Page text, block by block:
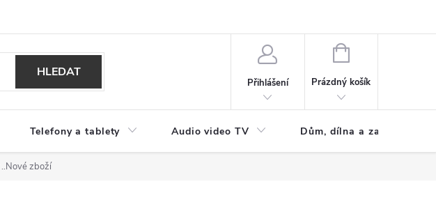
HLEDAT
Přihlášení
NÁKUPNÍ
Prázdný košík
Telefony a tablety Audio video TV Dům, dílna a zahrada
..Nové zboží